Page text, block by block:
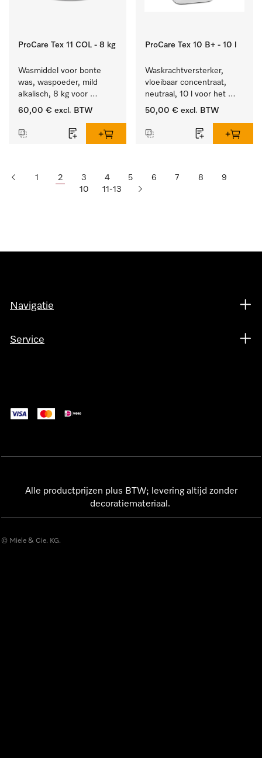
ProCare Tex 11 COL - 8 kg
Wasmiddel voor bonte
was, waspoeder, mild
alkalisch, 8 kg voor
behoud van kleur en
was.
60,00 € excl. BTW
ProCare Tex 10 B+ - 10 l
Waskrachtversterker,
vloeibaar concentraat,
neutraal, 10 l voor het
effectief verwijderen van
50,00 € excl. BTW
1 2 3 4 5 6 7 8
9
10
11-13
Navigatie
Service
Alle productprijzen plus BTW; levering altijd zonder
decoratiemateriaal.
© Miele & Cie. KG.